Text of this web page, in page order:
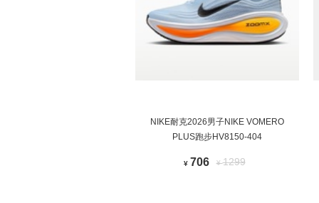
NIKE耐克2026男子NIKE VOMERO
PLUS跑步HV8150-404
¥ 706 ¥1299